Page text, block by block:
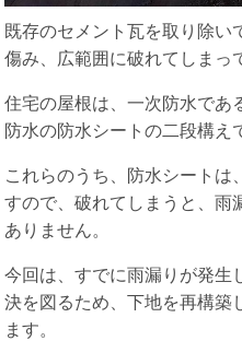
既存のセメント瓦を取り除い
傷み、広範囲に破れてしまっ
住宅の屋根は、一次防水であ
防水の防水シートの二段構え
これらのうち、防水シートは
すので、破れてしまうと、雨
ありません。
今回は、すでに雨漏りが発生
決を図るため、下地を再構築
ます。